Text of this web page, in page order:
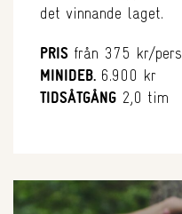
det vinnande laget.
PRIS från 375 kr/pers
MINIDEB. 6.900 kr
TIDSÅTGÅNG 2,0 tim